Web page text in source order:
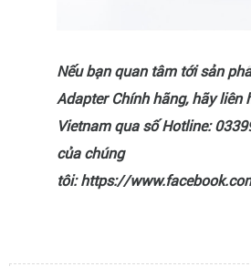
Nếu bạn quan tâm tới sản
Adapter Chính hãng, hãy liên
Vietnam qua số Hotline:
của chúng
tôi: https://